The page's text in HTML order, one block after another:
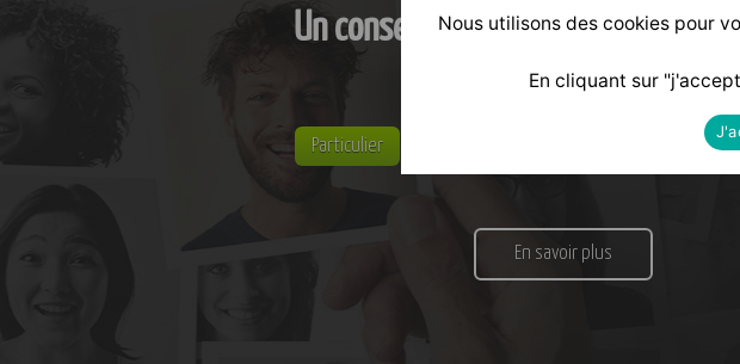
Un conseil personnaliséselon
Particulier
En savoir plus
Nous utilisons des cookies pour
En cliquant sur